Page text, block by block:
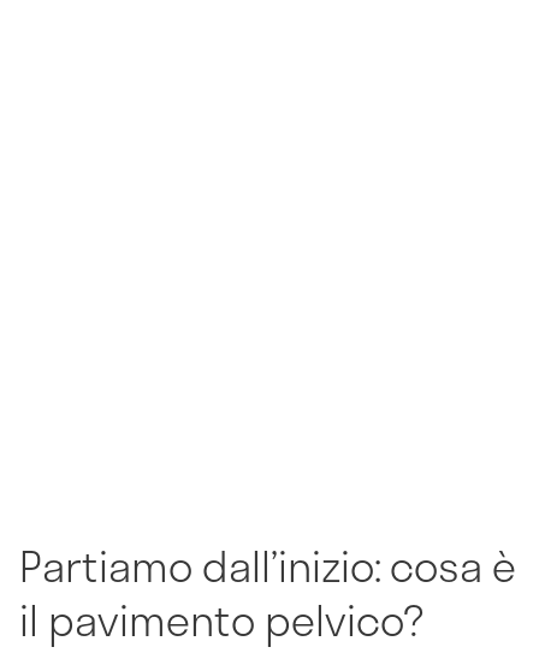
Partiamo dall’inizio: cosa è
il pavimento pelvico?